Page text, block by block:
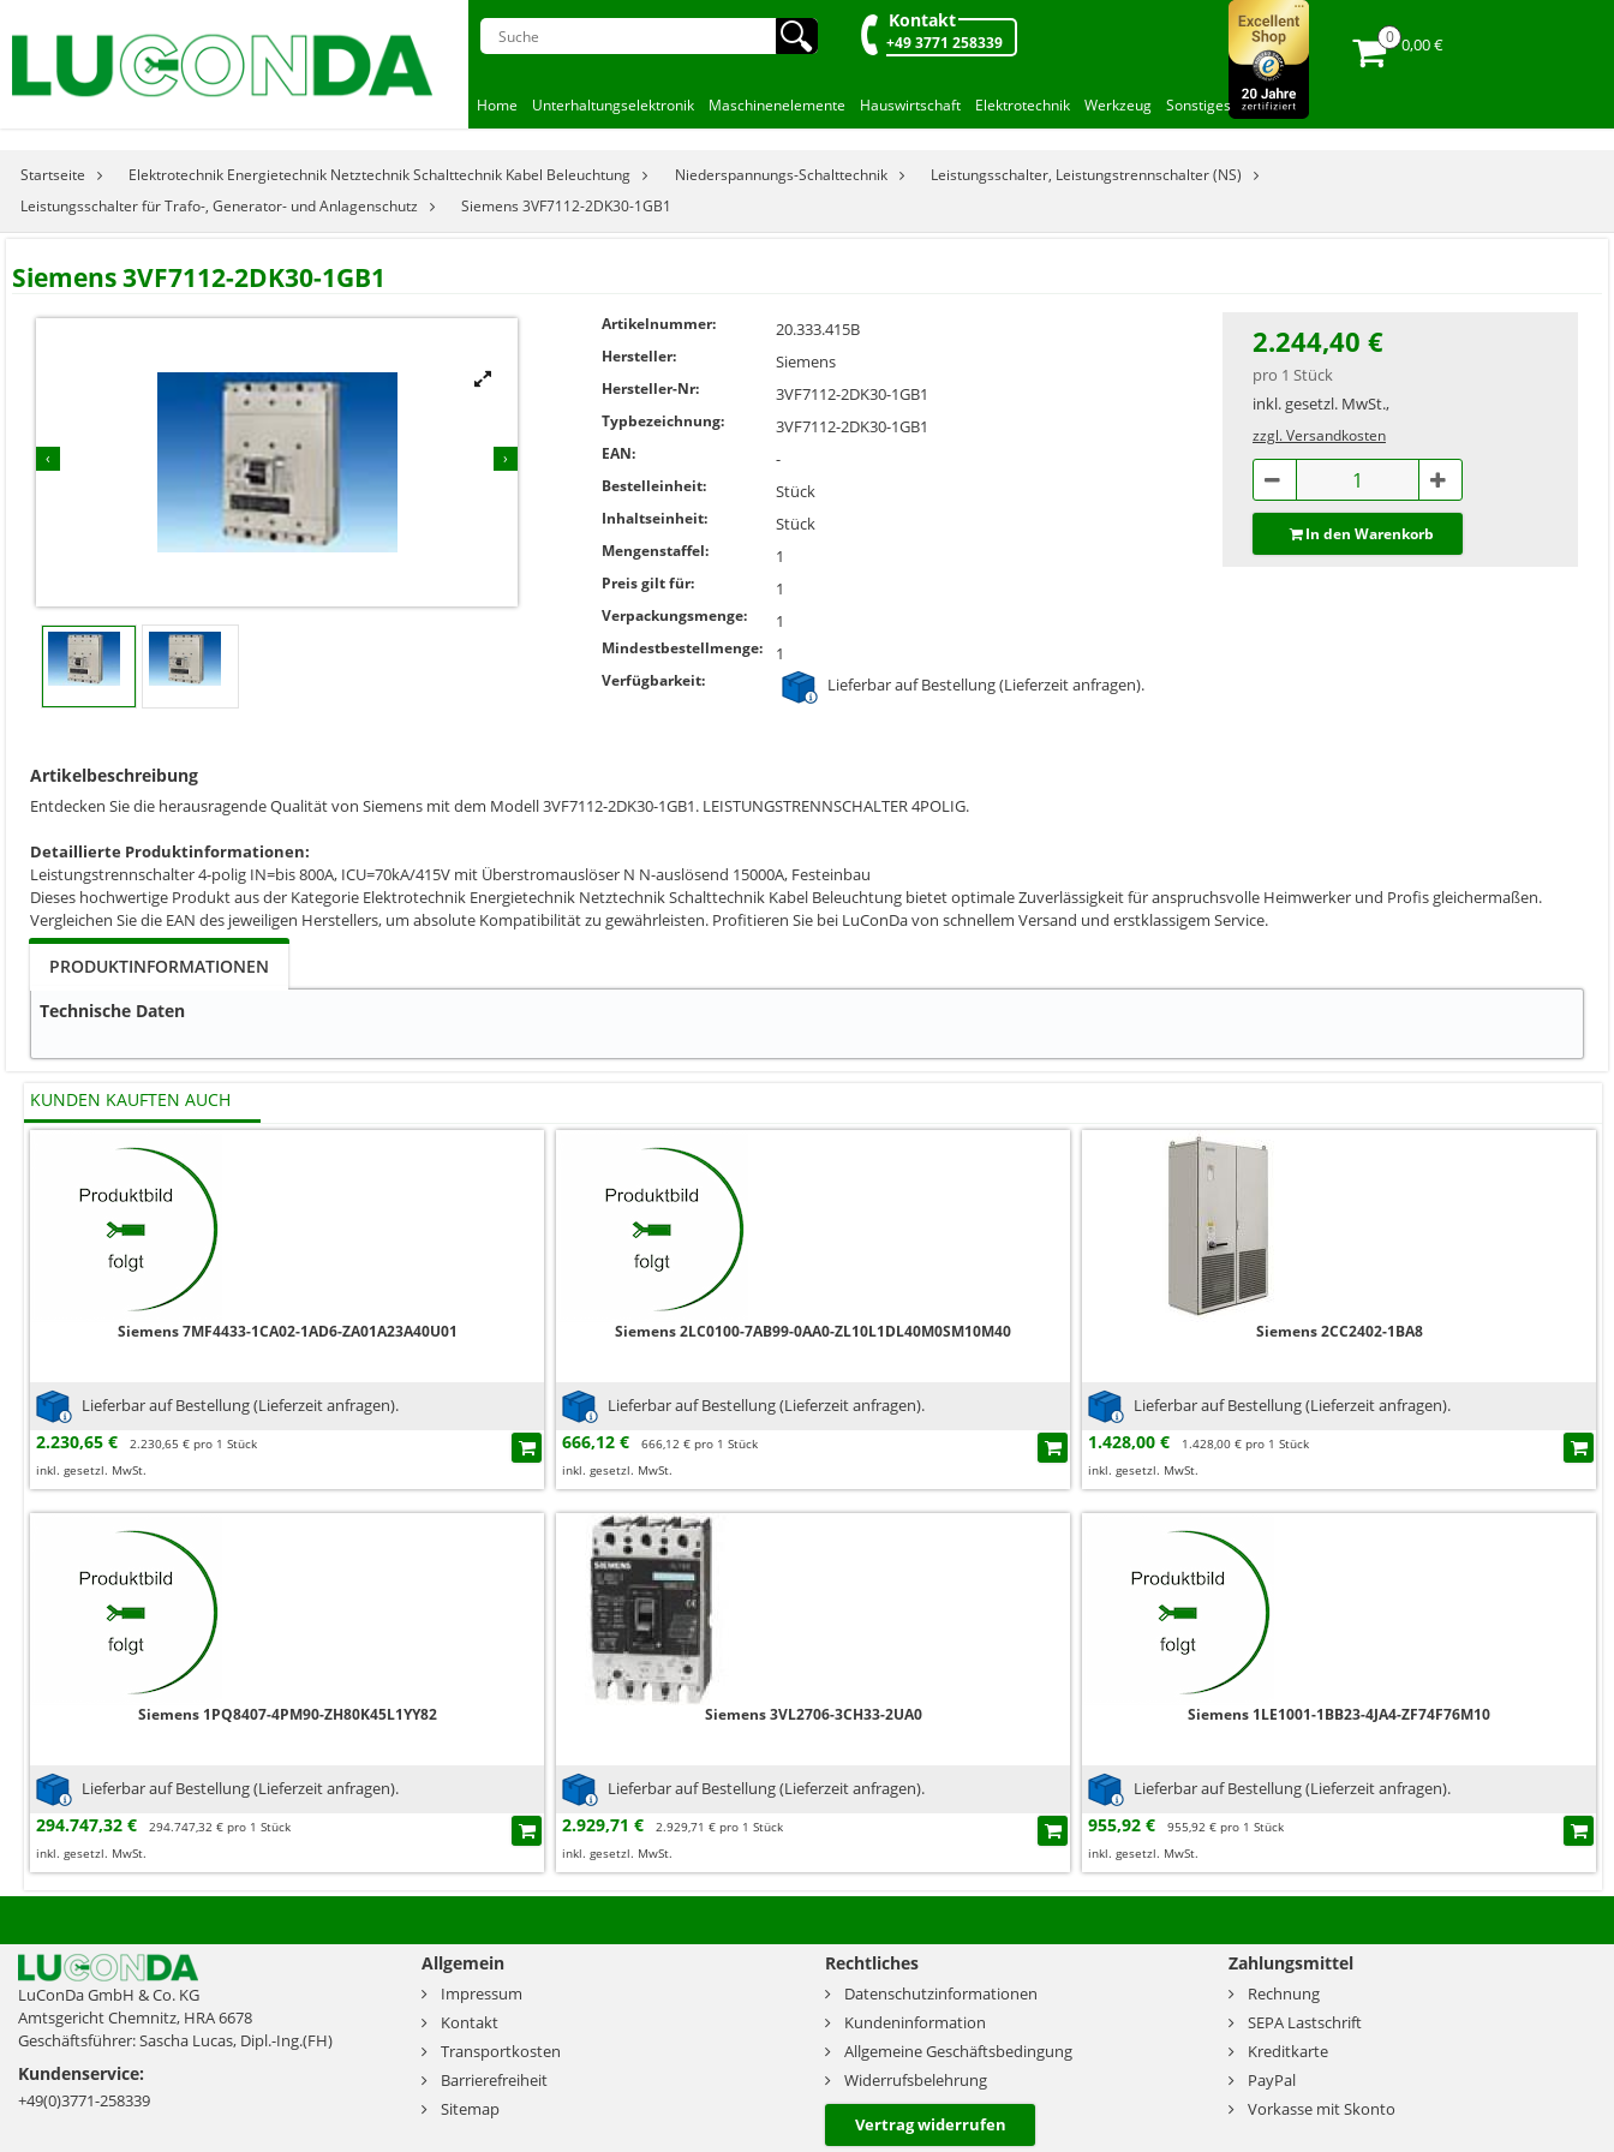
🔍︎ Kontakt
+49 3771 258339 0,00 €
Home Unterhaltungselektronik Maschinenelemente Hauswirtschaft Elektrotechnik Werkzeug Sonstiges
Startseite Elektrotechnik Energietechnik Netztechnik Schalttechnik Kabel Beleuchtung Niederspannungs-Schalttechnik
Leistungsschalter, Leistungstrennschalter (NS)
Leistungsschalter für Trafo-, Generator- und Anlagenschutz
Siemens 3VF7112-2DK30-1GB1
Siemens 3VF7112-2DK30-1GB1
‹ ›


Artikelnummer: 20.333.415B
Hersteller: Siemens
Hersteller-Nr: 3VF7112-2DK30-1GB1
Typbezeichnung: 3VF7112-2DK30-1GB1
EAN: -
Bestelleinheit: Stück
Inhaltseinheit: Stück
Mengenstaffel: 1
Preis gilt für: 1
Verpackungsmenge: 1
Mindestbestellmenge: 1
Verfügbarkeit: Lieferbar auf Bestellung (Lieferzeit anfragen).
2.244,40 €
pro 1 Stück
inkl. gesetzl. MwSt.,
zzgl. Versandkosten
In den Warenkorb
Artikelbeschreibung
Entdecken Sie die herausragende Qualität von Siemens mit dem Modell 3VF7112-2DK30-1GB1. LEISTUNGSTRENNSCHALTER 4POLIG.
Detaillierte Produktinformationen:
Leistungstrennschalter 4-polig IN=bis 800A, ICU=70kA/415V mit Überstromauslöser N N-auslösend 15000A, Festeinbau
Dieses hochwertige Produkt aus der Kategorie Elektrotechnik Energietechnik Netztechnik Schalttechnik Kabel Beleuchtung bietet optimale Zuverlässigkeit für anspruchsvolle Heimwerker und Profis gleichermaßen.
Vergleichen Sie die EAN des jeweiligen Herstellers, um absolute Kompatibilität zu gewährleisten. Profitieren Sie bei LuConDa von schnellem Versand und erstklassigem Service.
PRODUKTINFORMATIONEN
Technische Daten
KUNDEN KAUFTEN AUCH
Siemens 7MF4433-1CA02-1AD6-ZA01A23A40U01
Lieferbar auf Bestellung (Lieferzeit anfragen).
2.230,65 €
2.230,65 € pro 1 Stück
inkl. gesetzl. MwSt.
Siemens 2LC0100-7AB99-0AA0-ZL10L1DL40M0SM10M40
Lieferbar auf Bestellung (Lieferzeit anfragen).
666,12 €
666,12 € pro 1 Stück
inkl. gesetzl. MwSt.
Siemens 2CC2402-1BA8
Lieferbar auf Bestellung (Lieferzeit anfragen).
1.428,00 €
1.428,00 € pro 1 Stück
inkl. gesetzl. MwSt.
Siemens 1PQ8407-4PM90-ZH80K45L1YY82
Lieferbar auf Bestellung (Lieferzeit anfragen).
294.747,32 €
294.747,32 € pro 1 Stück
inkl. gesetzl. MwSt.
Siemens 3VL2706-3CH33-2UA0
Lieferbar auf Bestellung (Lieferzeit anfragen).
2.929,71 €
2.929,71 € pro 1 Stück
inkl. gesetzl. MwSt.
Siemens 1LE1001-1BB23-4JA4-ZF74F76M10
Lieferbar auf Bestellung (Lieferzeit anfragen).
955,92 €
955,92 € pro 1 Stück
inkl. gesetzl. MwSt.
LuConDa GmbH & Co. KG
Amtsgericht Chemnitz, HRA 6678
Geschäftsführer: Sascha Lucas, Dipl.-Ing.(FH)
Kundenservice:
+49(0)3771-258339
Allgemein
Impressum
Kontakt
Transportkosten
Barrierefreiheit
Sitemap
Rechtliches
Datenschutzinformationen
Kundeninformation
Allgemeine Geschäftsbedingung
Widerrufsbelehrung
Vertrag widerrufen
Zahlungsmittel
Rechnung
SEPA Lastschrift
Kreditkarte
PayPal
Vorkasse mit Skonto